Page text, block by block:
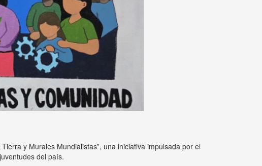
y Murales Mundialistas”, una iniciativa impulsada por el
del país.